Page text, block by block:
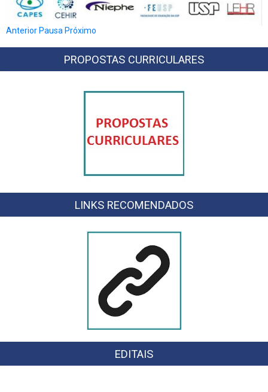
Anterior Pausa Próximo
PROPOSTAS CURRICULARES
LINKS RECOMENDADOS
EDITAIS